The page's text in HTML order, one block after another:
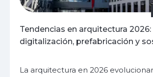
Tendencias en arquitectura 2026:
digitalización, prefabricación y
La arquitectura en 2026